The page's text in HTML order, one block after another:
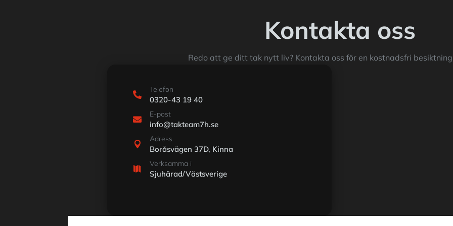
Kontakta oss
Redo att ge ditt tak nytt liv? Kontakta oss för en kostnadsfri

Telefon
0320-43 19 40

E-post
info@takteam7h.se

Adress
Boråsvägen 37D, Kinna

Verksamma i
Sjuhärad/Västsverige